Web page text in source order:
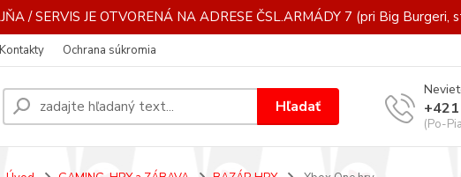
/ SERVIS JE OTVORENÁ NA ADRESE ČSL.ARMÁDY 7 (pri Big Burgeri,
Kontakty Ochrana súkromia
Hľadať
(Po-